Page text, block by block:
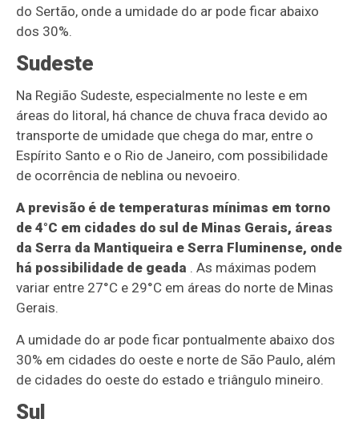
do Sertão, onde a umidade do ar pode ficar abaixo
dos 30%.
Sudeste
Na Região Sudeste, especialmente no leste e em
áreas do litoral, há chance de chuva fraca devido ao
transporte de umidade que chega do mar, entre o
Espírito Santo e o Rio de Janeiro, com possibilidade
de ocorrência de neblina ou nevoeiro.
A previsão é de temperaturas mínimas em torno
de 4°C em cidades do sul de Minas Gerais, áreas
da Serra da Mantiqueira e Serra Fluminense, onde
há possibilidade de geada . As máximas podem
variar entre 27°C e 29°C em áreas do norte de Minas
Gerais.
A umidade do ar pode ficar pontualmente abaixo dos
30% em cidades do oeste e norte de São Paulo, além
de cidades do oeste do estado e triângulo mineiro.
Sul